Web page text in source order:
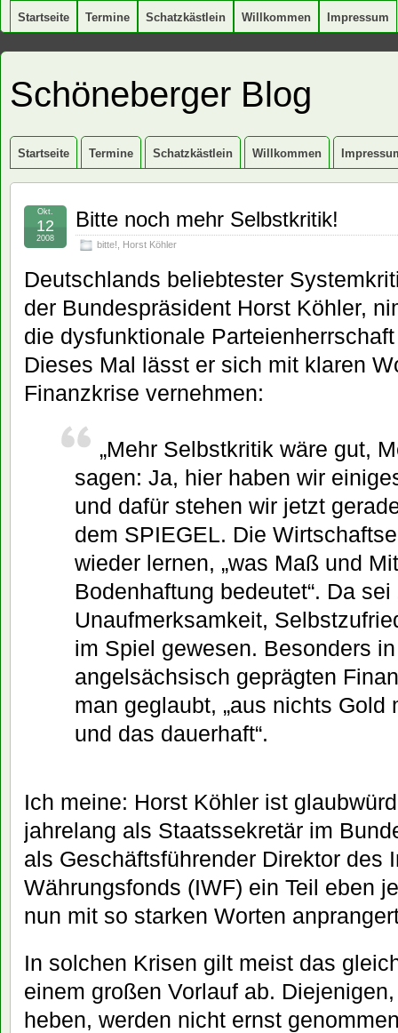
Startseite Termine Schatzkästlein Willkommen Impressum
Schöneberger Blog
Startseite Termine Schatzkästlein Willkommen
Bitte noch mehr Selbstkritik!
bitte! Horst Köhler
Okt.
12
2008
Deutschlands beliebtester
der Bundespräsident Horst Köhler,
die dysfunktionale
Dieses Mal lässt er sich mit klaren
Finanzkrise vernehmen:
„Mehr Selbstkritik wäre gut,
sagen: Ja, hier haben wir
und dafür stehen wir jetzt
dem SPIEGEL. Die
wieder lernen, „was Maß und
Bodenhaftung bedeutet“. Da sei
Unaufmerksamkeit,
im Spiel gewesen. Besonders
angelsächsisch geprägten
man geglaubt, „aus nichts Gold
und das dauerhaft“.
Ich meine: Horst Köhler ist
jahrelang als Staatssekretär im
als Geschäftsführender Direktor des
Währungsfonds (IWF) ein Teil eben
nun mit so starken Worten
In solchen Krisen gilt meist das
einem großen Vorlauf ab.
heben, werden nicht ernst